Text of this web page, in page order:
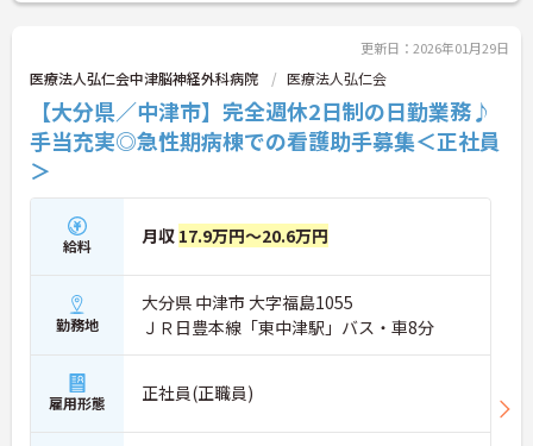
更新日：2026年01月29日
医療法人弘仁会中津脳神経外科病院 医療法人弘仁会
【大分県／中津市】完全週休2日制の日勤業務♪
手当充実◎急性期病棟での看護助手募集＜正社員
＞
給料 月収 17.9万円～20.6万円
勤務地
大分県 中津市 大字福島1055
ＪＲ日豊本線「東中津駅」バス・車8分
雇用形態 正社員(正職員)